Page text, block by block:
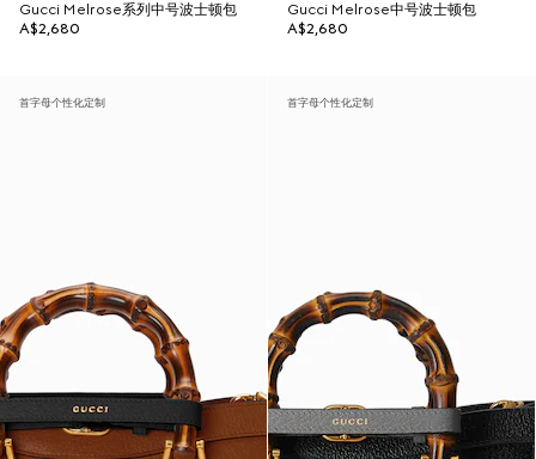
Gucci Melrose系列中号波士顿包
A$2,680
Gucci Melrose中号波士顿包
A$2,680
首字母个性化定制 首字母个性化定制